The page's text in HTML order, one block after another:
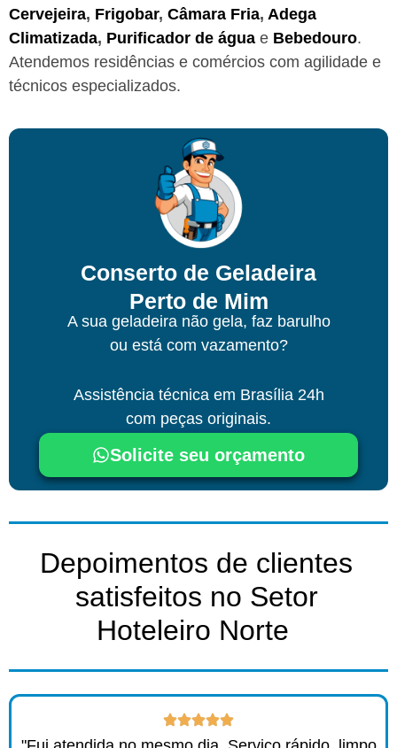
Cervejeira, Frigobar, Câmara Fria, Adega
Climatizada, Purificador de água e Bebedouro.
Atendemos residências e comércios com agilidade e
técnicos especializados.
Conserto de Geladeira
Perto de Mim
A sua geladeira não gela, faz barulho
ou está com vazamento?
Assistência técnica em Brasília24h
com peças originais.
Solicite seu orçamento
Depoimentos de clientes
satisfeitos no Setor
Hoteleiro Norte ​